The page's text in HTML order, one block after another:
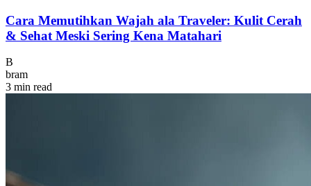
Cara Memutihkan Wajah ala Traveler: Kulit Cerah
& Sehat Meski Sering Kena Matahari
B
bram
3 min read